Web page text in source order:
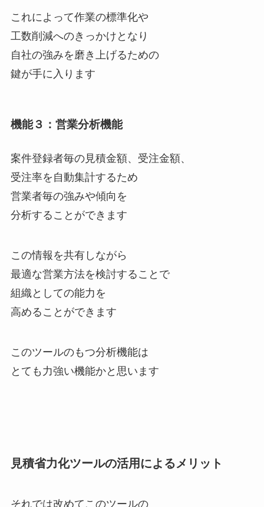
これによって作業の標準化や
工数削減へのきっかけとなり
自社の強みを磨き上げるための
鍵が手に入ります
機能３：営業分析機能
案件登録者毎の見積金額、受注金額、
受注率を自動集計するため
営業者毎の強みや傾向を
分析することができます
この情報を共有しながら
最適な営業方法を検討することで
組織としての能力を
高めることができます
このツールのもつ分析機能は
とても力強い機能かと思います
見積省力化ツールの活用によるメリット
それでは改めてこのツールの